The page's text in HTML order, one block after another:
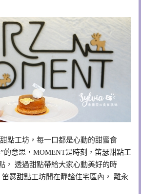
點工坊，每一口都是心動的甜蜜食
的意思，MOMENT是時刻，笛瑟甜點工
， 透過甜點帶給大家心動美好的時
瑟甜點工坊開在靜謐住宅區內， 離永